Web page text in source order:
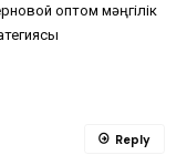
оптом мәңгілік
Reply